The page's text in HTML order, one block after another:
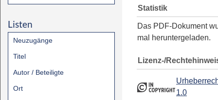
Listen
Neuzugänge
Titel
Autor / Beteiligte
Ort
Statistik
Das PDF-Dokument
mal heruntergeladen.
Lizenz-/
1.0